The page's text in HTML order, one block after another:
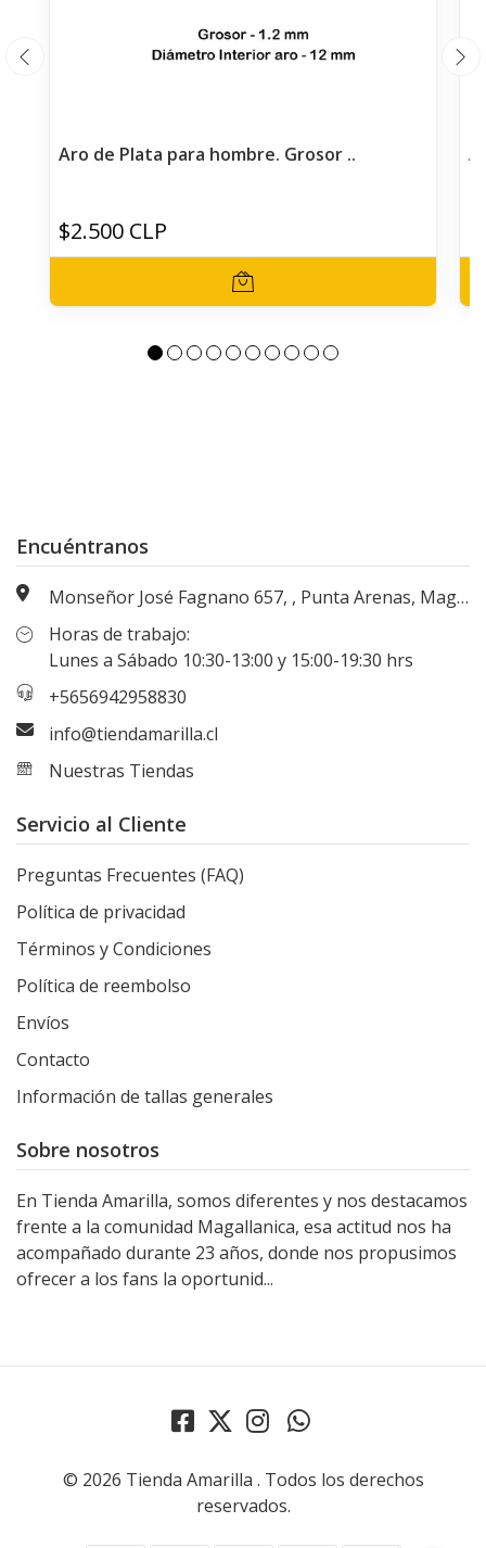
Aro de Plata para hombre. Grosor ..
$2.500 CLP
Encuéntranos
Monseñor José Fagnano 657, , Punta Arenas, Magallanes, Chile
Horas de trabajo:
Lunes a Sábado 10:30-13:00 y 15:00-19:30 hrs
+5656942958830
info@tiendamarilla.cl
Nuestras Tiendas
Servicio al Cliente
Preguntas Frecuentes (FAQ)
Política de privacidad
Términos y Condiciones
Política de reembolso
Envíos
Contacto
Información de tallas generales
Sobre nosotros
En Tienda Amarilla, somos diferentes y nos destacamos
frente a la comunidad Magallanica, esa actitud nos ha
acompañado durante 23 años, donde nos propusimos
ofrecer a los fans la oportunid...
© 2026 Tienda Amarilla . Todos los derechos
reservados.